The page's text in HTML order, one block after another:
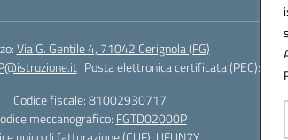
Via G. Gentile 4, 71042 Cerignola (FG)
Posta elettronica certificata (PEC):
Codice fiscale: 81002930717
meccanografico: FGTD02000P